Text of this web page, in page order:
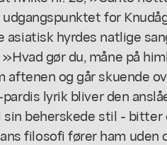
for
asiatisk hyrdes natlige
gør du, måne på
aftenen og går skuende
lyrik bliver den
beherskede stil - bitter
filosofi fører ham uden